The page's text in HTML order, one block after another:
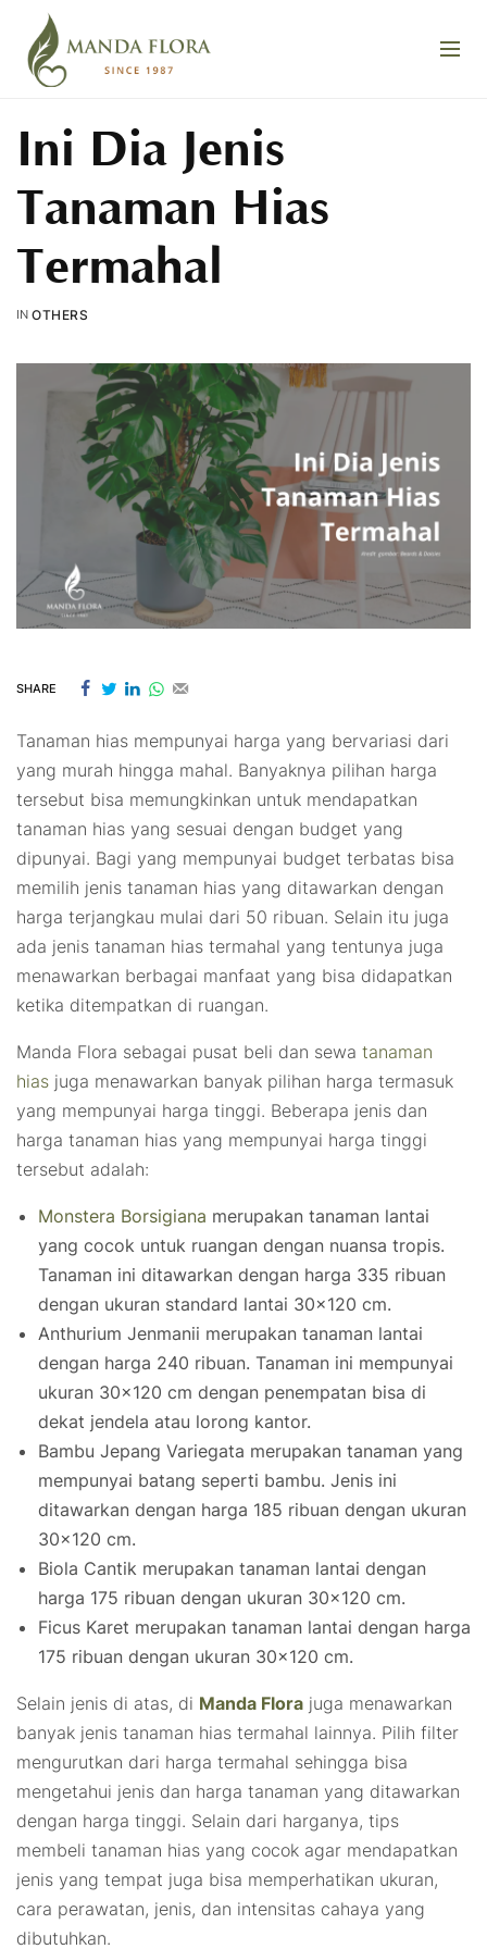
Ini Dia Jenis
Tanaman Hias
Termahal
IN OTHERS
SHARE
Tanaman hias mempunyai harga yang bervariasi dari
yang murah hingga mahal. Banyaknya pilihan harga
tersebut bisa memungkinkan untuk mendapatkan
tanaman hias yang sesuai dengan budget yang
dipunyai. Bagi yang mempunyai budget terbatas bisa
memilih jenis tanaman hias yang ditawarkan dengan
harga terjangkau mulai dari 50 ribuan. Selain itu juga
ada jenis tanaman hias termahal yang tentunya juga
menawarkan berbagai manfaat yang bisa didapatkan
ketika ditempatkan di ruangan.
Manda Flora sebagai pusat beli dan sewatanaman
hias juga menawarkan banyak pilihan harga termasuk
yang mempunyai harga tinggi. Beberapa jenis dan
harga tanaman hias yang mempunyai harga tinggi
tersebut adalah:
Monstera Borsigiana merupakan tanaman lantai
yang cocok untuk ruangan dengan nuansa tropis.
Tanaman ini ditawarkan dengan harga 335 ribuan
dengan ukuran standard lantai 30×120 cm.
Anthurium Jenmanii merupakan tanaman lantai
dengan harga 240 ribuan. Tanaman ini mempunyai
ukuran 30×120 cm dengan penempatan bisa di
dekat jendela atau lorong kantor.
Bambu Jepang Variegata merupakan tanaman yang
mempunyai batang seperti bambu. Jenis ini
ditawarkan dengan harga 185 ribuan dengan ukuran
30×120 cm.
Biola Cantik merupakan tanaman lantai dengan
harga 175 ribuan dengan ukuran 30×120 cm.
Ficus Karet merupakan tanaman lantai dengan harga
175 ribuan dengan ukuran 30×120 cm.
Selain jenis di atas, di Manda Flora juga menawarkan
banyak jenis tanaman hias termahal lainnya. Pilih filter
mengurutkan dari harga termahal sehingga bisa
mengetahui jenis dan harga tanaman yang ditawarkan
dengan harga tinggi. Selain dari harganya, tips
membeli tanaman hias yang cocok agar mendapatkan
jenis yang tempat juga bisa memperhatikan ukuran,
cara perawatan, jenis, dan intensitas cahaya yang
dibutuhkan.